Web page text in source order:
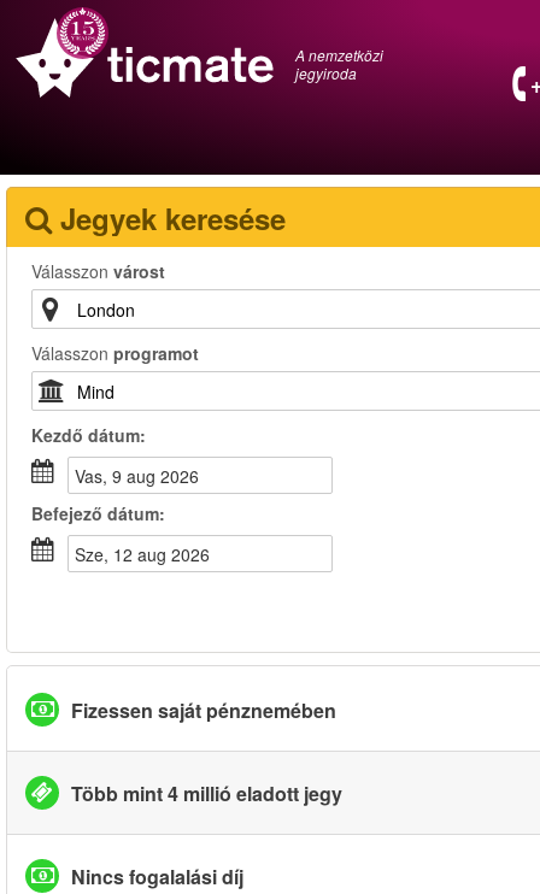
A nemzetközi
jegyiroda
Jegyek keresése
Válasszon várost
Válasszon programot
Kezdő dátum:
vas, 9 aug 2026
Befejező dátum:
sze, 12 aug 2026
Fizessen saját pénznemében
Több mint 4 millió eladott jegy
Nincs fogalalási díj